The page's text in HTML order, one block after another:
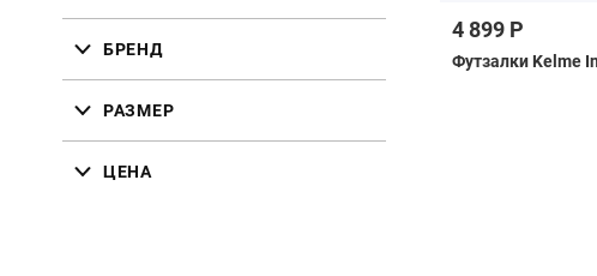
БРЕНД
РАЗМЕР
ЦЕНА
4 899 Р
Футзалки Kelme